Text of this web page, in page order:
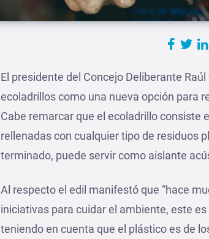
El presidente del Concejo Deliberante
ecoladrillos como una nueva opción para
Cabe remarcar que el ecoladrillo consiste
rellenadas con cualquier tipo de residuos
terminado, puede servir como aislante
Al respecto el edil manifestó que “hace
iniciativas para cuidar el ambiente, este
teniendo en cuenta que el plástico es de